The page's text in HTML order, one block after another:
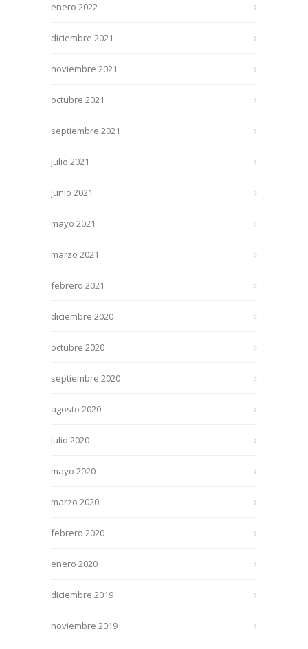
enero 2022
diciembre 2021
noviembre 2021
octubre 2021
septiembre 2021
julio 2021
junio 2021
mayo 2021
marzo 2021
febrero 2021
diciembre 2020
octubre 2020
septiembre 2020
agosto 2020
julio 2020
mayo 2020
marzo 2020
febrero 2020
enero 2020
diciembre 2019
noviembre 2019